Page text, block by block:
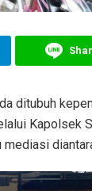
ditubuh
Kapolsek